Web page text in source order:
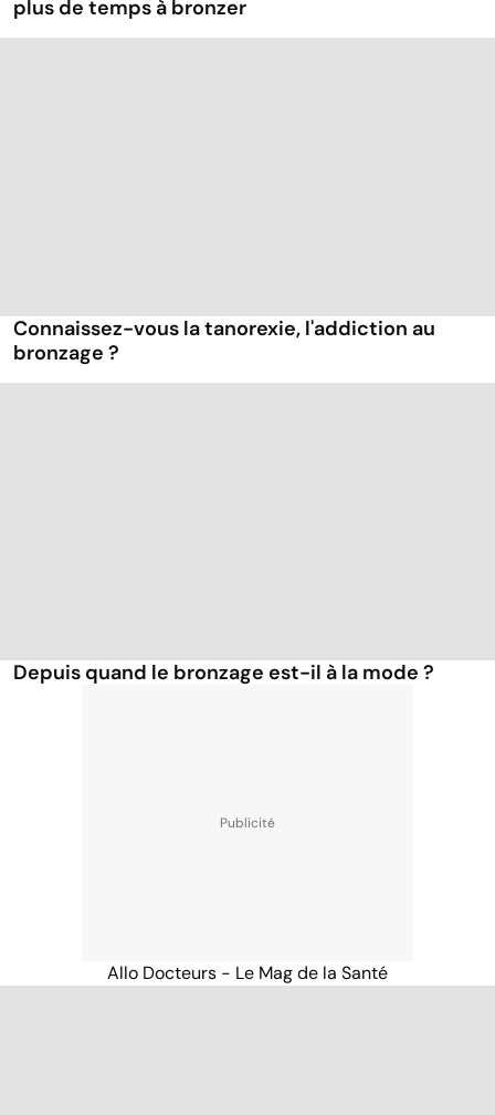
plus de temps à bronzer
Connaissez-vous la tanorexie, l'addiction au
bronzage ?
Depuis quand le bronzage est-il à la mode ?
Allo Docteurs - Le Mag de la Santé